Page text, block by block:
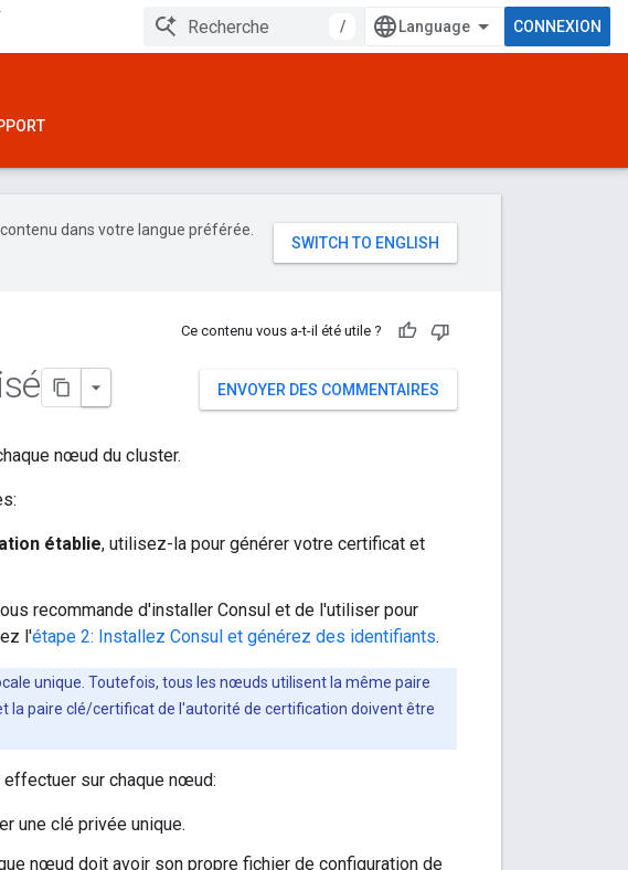
/ CONNEXION
dans votre langue préférée.
Ce contenu vous a-t-il été utile ?
ENVOYER DES COMMENTAIRES
nœud du cluster.
établie, utilisez-la pour générer votre certificat et
recommande d'installer Consul et de l'utiliser pour
l'étape 2: Installez Consul et générez des identifiants.
unique. Toutefois, tous les nœuds utilisent la même paire
paire clé/certificat de l'autorité de certification doivent être
sur chaque nœud:
une clé privée unique.
nœud doit avoir son propre fichier de configuration de